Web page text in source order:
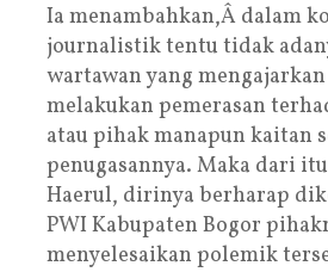
Ia menambahkan,Â dalam
journalistik tentu tidak
wartawan yang
melakukan pemerasan
atau pihak manapun kaitan
penugasannya. Maka dari
Haerul, dirinya berharap
PWI Kabupaten Bogor
menyelesaikan polemik